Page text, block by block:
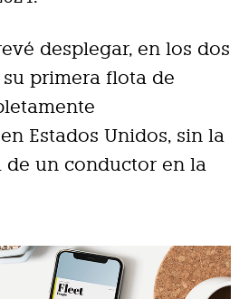
desplegar, en los dos
primera flota de
Estados Unidos, sin la
de un conductor en la